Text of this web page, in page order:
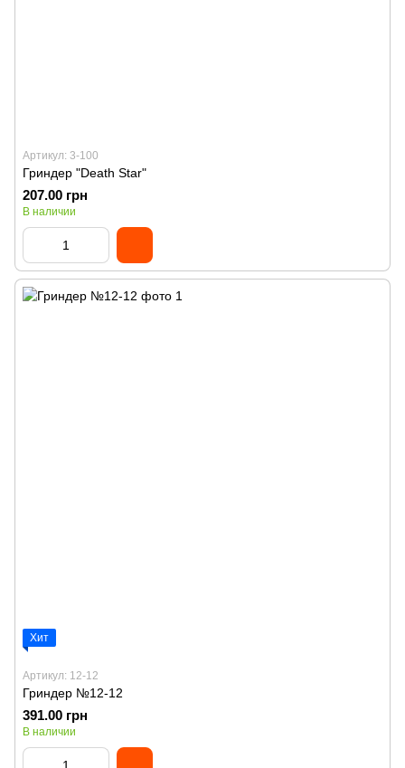
Артикул: 3-100
Гриндер "Death Star"
207.00 грн
В наличии
Хит
Артикул: 12-12
Гриндер №12-12
391.00 грн
В наличии